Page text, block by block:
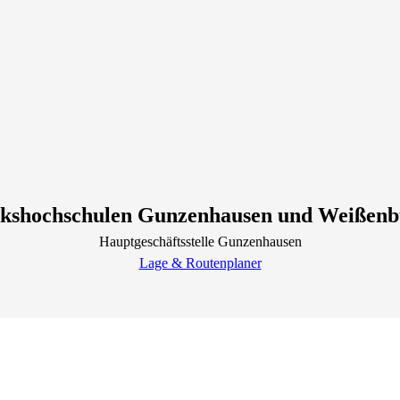
Gunzenhausen und
Hauptgeschäftsstelle Gunzenhausen
Lage & Routenplaner